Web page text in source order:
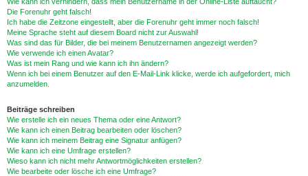
Die Forenuhr geht falsch!
Ich habe die Zeitzone eingestellt, aber die Forenuhr geht immer noch falsch!
Meine Sprache steht auf diesem Board nicht zur Auswahl!
Was sind das für Bilder, die bei meinem Benutzernamen angezeigt werden?
Wie verwende ich einen Avatar?
Was ist mein Rang und wie kann ich ihn ändern?
Wenn ich bei einem Benutzer auf den E-Mail-Link klicke, werde ich aufgefordert, mich
anzumelden.
Beiträge schreiben
Wie erstelle ich ein neues Thema oder eine Antwort?
Wie kann ich einen Beitrag bearbeiten oder löschen?
Wie kann ich meinem Beitrag eine Signatur anfügen?
Wie kann ich eine Umfrage erstellen?
Wieso kann ich nicht mehr Antwortmöglichkeiten erstellen?
Wie bearbeite oder lösche ich eine Umfrage?